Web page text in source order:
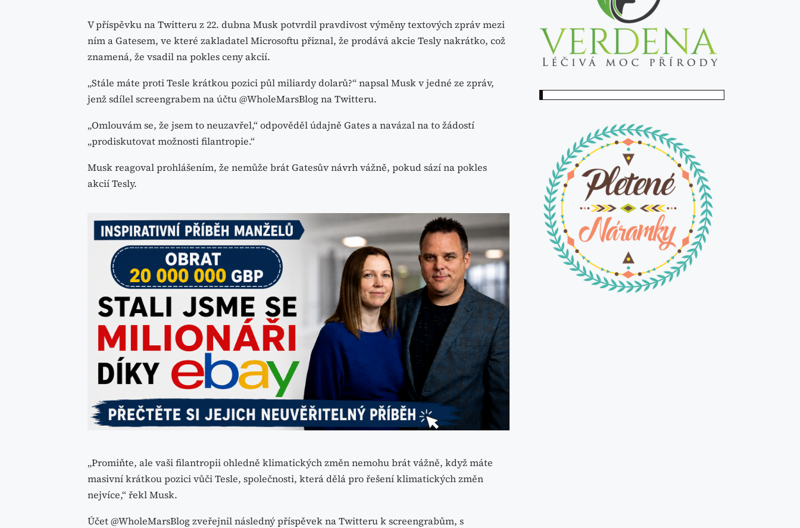
V příspěvku na Twitteru z 22. dubna Musk potvrdil pravdivost výměny textových zpráv mezi
ním a Gatesem, ve které zakladatel Microsoftu přiznal, že prodává akcie Tesly nakrátko, což
znamená, že vsadil na pokles ceny akcií.
„Stále máte proti Tesle krátkou pozici půl miliardy dolarů?“ napsal Musk v jedné ze zpráv,
jenž sdílel screengrabem na účtu @WholeMarsBlog na Twitteru.
„Omlouvám se, že jsem to neuzavřel,“ odpověděl údajně Gates a navázal na to žádostí
„prodiskutovat možnosti filantropie.“
Musk reagoval prohlášením, že nemůže brát Gatesův návrh vážně, pokud sází na pokles
akcií Tesly.
„Promiňte, ale vaši filantropii ohledně klimatických změn nemohu brát vážně, když máte
masivní krátkou pozici vůči Tesle, společnosti, která dělá pro řešení klimatických změn
nejvíce,“ řekl Musk.
Účet @WholeMarsBlog zveřejnil následný příspěvek na Twitteru k screengrabům, s